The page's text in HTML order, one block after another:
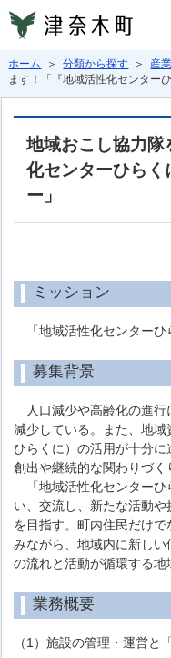
ホーム ＞分類から探す ＞ 産
ます！「『地域活性化センター
地域おこし協力
化センターひらく
ー」
ミッション
「地域活性化センターひ
募集背景
人口減少や高齢化の進行
減少している。また、地
ひらくに）の活用が十分
創出や継続的な関わりづく
「地域活性化センターひ
い、交流し、新たな活動
を目指す。町内住民だけ
みながら、地域内に新し
の流れと活動が循環する地
業務概要
（1）施設の管理・運営と